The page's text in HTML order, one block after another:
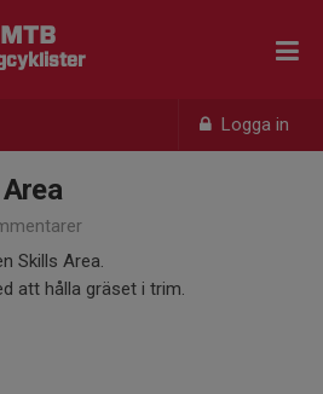
Logga in
Skills Area.
att hålla gräset i trim.